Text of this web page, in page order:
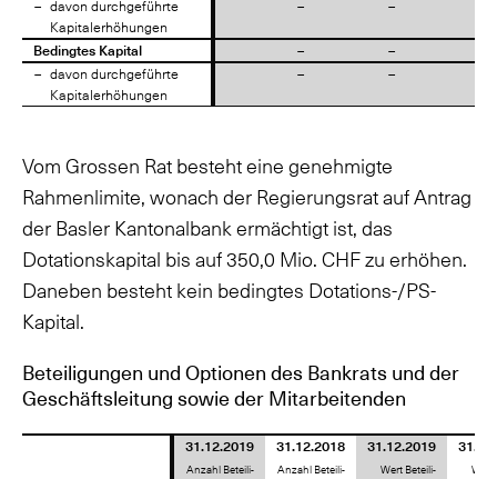
davon durchgeführte
Kapitalerhöhungen
– –
Bedingtes Kapital – –
davon durchgeführte
Kapitalerhöhungen
– –
davon durchgeführte
Kapitalerhöhungen
Bedingtes Kapital
davon durchgeführte
Kapitalerhöhungen
Vom Grossen Rat besteht eine genehmigte
Rahmenlimite, wonach der Regierungsrat auf Antrag
der Basler Kantonalbank ermächtigt ist, das
Dotationskapital bis auf 350,0 Mio. CHF zu erhöhen.
Daneben besteht kein bedingtes Dotations-/PS-
Kapital.
Beteiligungen und Optionen des Bankrats und der
Geschäftsleitung sowie der Mitarbeitenden
31.12.2019
Anzahl Beteili-
31.12.2018
Anzahl Beteili-
31.12.2019
Wert Beteili- Wert